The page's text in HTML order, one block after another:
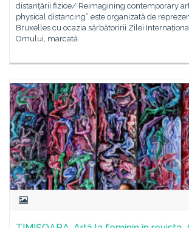
distanțării fizice/ Reimagining contemporary
physical distancing” este organizată de
Bruxelles cu ocazia sărbătoririi Zilei
Omului, marcată